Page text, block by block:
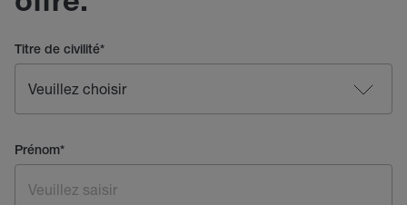
Titre de civilité*
Prénom*